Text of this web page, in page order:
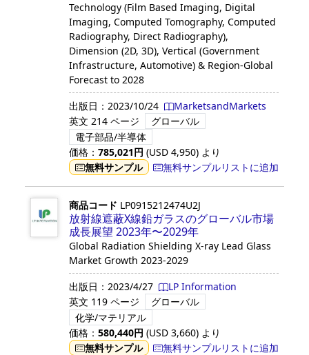
Technology (Film Based Imaging, Digital
Imaging, Computed Tomography, Computed
Radiography, Direct Radiography),
Dimension (2D, 3D), Vertical (Government
Infrastructure, Automotive) & Region-Global
Forecast to 2028
出版日： 2023/10/24
MarketsandMarkets
英文 214 ページ
グローバル
電子部品/半導体
価格： 785,021円 (USD 4,950) より
無料サンプル
無料サンプルリストに追加
商品コード LP0915212474U2J
放射線遮蔽X線鉛ガラスのグローバル市場
成長展望 2023年〜2029年
Global Radiation Shielding X-ray Lead Glass
Market Growth 2023-2029
出版日： 2023/4/27
LP Information
英文 119 ページ
グローバル
化学/マテリアル
価格： 580,440円 (USD 3,660) より
無料サンプル
無料サンプルリストに追加